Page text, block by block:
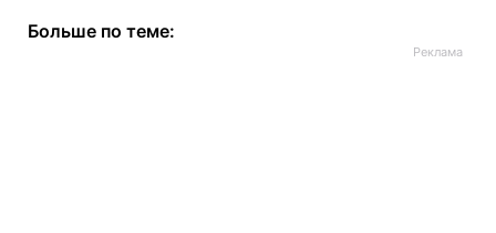
Больше по теме: